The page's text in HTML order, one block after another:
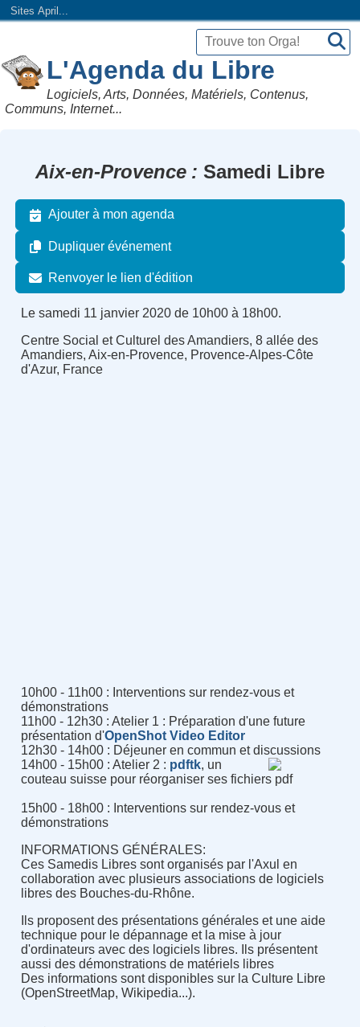
Sites April...
L'Agenda du Libre
Logiciels, Arts, Données, Matériels, Contenus,
Communs, Internet...
Aix-en-Provence Samedi Libre
Ajouter à mon agenda
Dupliquer événement
Renvoyer le lien d'édition
Le samedi 11 janvier 2020 de 10h00 à 18h00.
Centre Social et Culturel des Amandiers, 8 allée des
Amandiers, Aix-en-Provence, Provence-Alpes-Côte
d'Azur, France
10h00 - 11h00 : Interventions sur rendez-vous et
démonstrations
11h00 - 12h30 : Atelier 1 : Préparation d'une future
présentation d'OpenShot Video Editor
12h30 - 14h00 : Déjeuner en commun et discussions
14h00 - 15h00 : Atelier 2 : pdftk, un
couteau suisse pour réorganiser ses fichiers pdf
15h00 - 18h00 : Interventions sur rendez-vous et
démonstrations
INFORMATIONS GÉNÉRALES:
Ces Samedis Libres sont organisés par l'Axul en
collaboration avec plusieurs associations de logiciels
libres des Bouches-du-Rhône.
Ils proposent des présentations générales et une aide
technique pour le dépannage et la mise à jour
d'ordinateurs avec des logiciels libres. Ils présentent
aussi des démonstrations de matériels libres
Des informations sont disponibles sur la Culture Libre
(OpenStreetMap, Wikipedia...).